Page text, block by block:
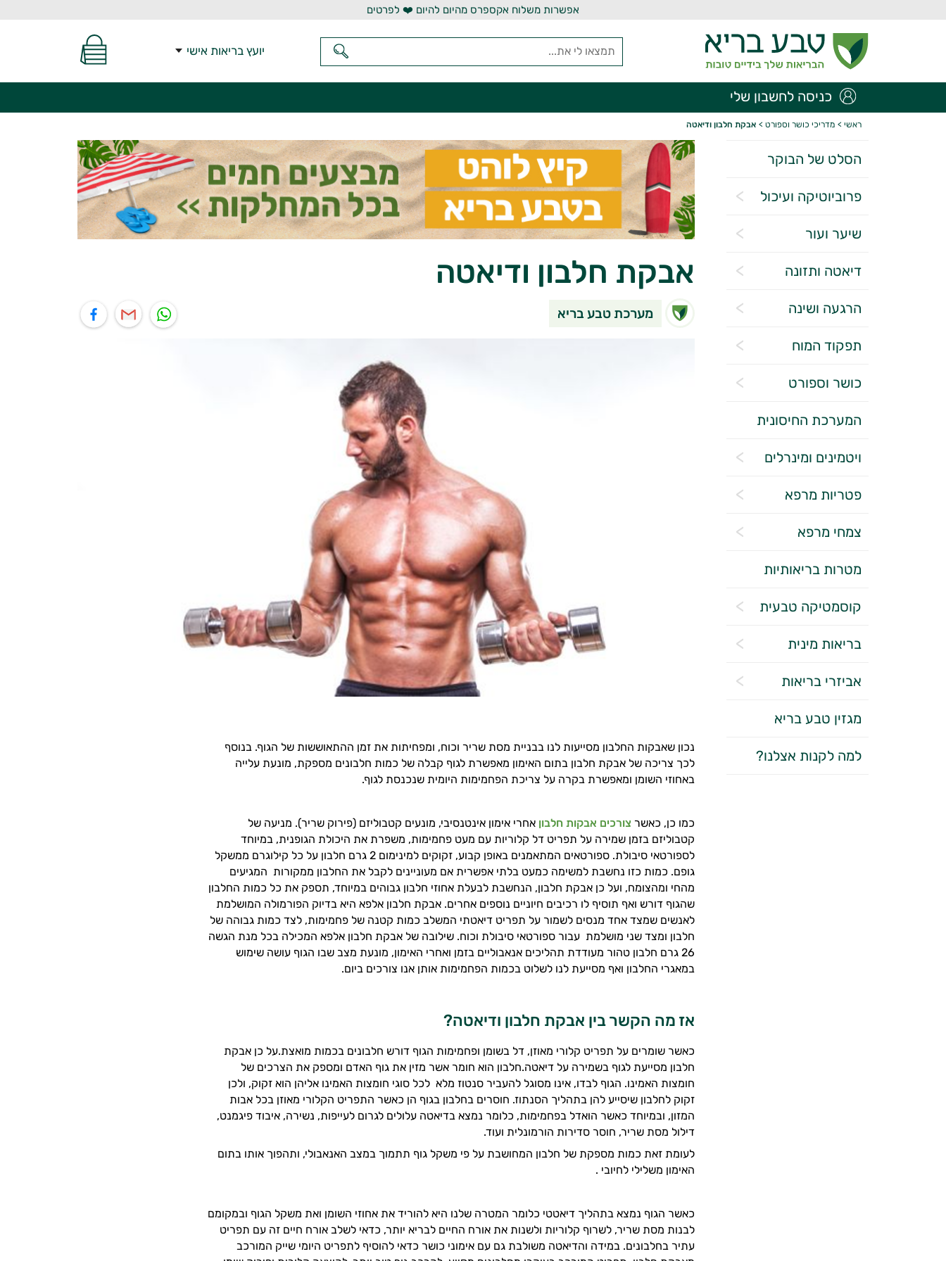
אפשרות משלוח אקספרס מהיום להיום ❤️ לפרטים
יועץ בריאות אישי
כניסה לחשבון שלי
ראשי > מדריכי כושר וספורט > אבקת חלבון ודיאטה
הסלט של הבוקר
פרוביוטיקה ועיכול
שיער ועור
דיאטה ותזונה
הרגעה ושינה
תפקוד המוח
כושר וספורט
המערכת החיסונית
ויטמינים ומינרלים
פטריות מרפא
צמחי מרפא
מטרות בריאותיות
קוסמטיקה טבעית
בריאות מינית
אביזרי בריאות
מגזין טבע בריא
למה לקנות אצלנו?
אבקת חלבון ודיאטה
מערכת טבע בריא
נכון שאבקות החלבון מסייעות לנו בבניית מסת שריר וכוח, ומפחיתות את זמן ההתאוששות של הגוף. בנוסף
לכך צריכה של אבקת חלבון בתום האימון מאפשרת לגוף קבלה של כמות חלבונים מספקת, מונעת עלייה
באחוזי השומן ומאפשרת בקרה על צריכת הפחמימות היומית שנכנסת לגוף.
כמו כן, כאשר צורכים אבקות חלבון אחרי אימון אינטנסיבי, מונעים קטבוליזם (פירוק שריר). מניעה של
קטבוליזם בזמן שמירה על תפריט דל קלוריות עם מעט פחמימות, משפרת את היכולת הגופנית, במיוחד
לספורטאי סיבולת. ספורטאים המתאמנים באופן קבוע, זקוקים למינימום 2 גרם חלבון על כל קילוגרם ממשקל
גופם. כמות כזו נחשבת למשימה כמעט בלתי אפשרית אם מעוניינים לקבל את החלבון ממקורות המגיעים
מהחי ומהצומח, ועל כן אבקת חלבון, הנחשבת לבעלת אחוזי חלבון גבוהים במיוחד, תספק את כל כמות החלבון
שהגוף דורש ואף תוסיף לו רכיבים חיוניים נוספים אחרים. אבקת חלבון אלפא היא בדיוק הפורמולה המושלמת
לאנשים שמצד אחד מנסים לשמור על תפריט דיאטתי המשלב כמות קטנה של פחמימות, לצד כמות גבוהה של
חלבון ומצד שני מושלמת עבור ספורטאי סיבולת וכוח. שילובה של אבקת חלבון אלפא המכילה בכל מנת הגשה
26 גרם חלבון טהור מעודדת תהליכים אנאבוליים בזמן ואחרי האימון, מונעת מצב שבו הגוף עושה שימוש
במאגרי החלבון ואף מסייעת לנו לשלוט בכמות הפחמימות אותן אנו צורכים ביום.
אז מה הקשר בין אבקת חלבון ודיאטה?
כאשר שומרים על תפריט קלורי מאוזן, דל בשומן ופחמימות הגוף דורש חלבונים בכמות מואצת.על כן אבקת
חלבון מסייעת לגוף בשמירה על דיאטה.חלבון הוא חומר אשר מזין את גוף האדם ומספק את הצרכים של
חומצות האמינו. הגוף לבדו, אינו מסוגל להעביר סנטוז מלא לכל סוגי חומצות האמינו אליהן הוא זקוק, ולכן
זקוק לחלבון שיסייע להן בתהליך הסנתוז. חוסרים בחלבון בגוף הן כאשר התפריט הקלורי מאוזן בכל אבות
המזון, ובמיוחד כאשר הואדל בפחמימות, כלומר נמצא בדיאטה עלולים לגרום לעייפות, נשירה, איבוד פיגמנט,
דילול מסת שריר, חוסר סדירות הורמונלית ועוד.
לעומת זאת כמות מספקת של חלבון המחושבת על פי משקל גוף תתמוך במצב האנאבולי, ותהפוך אותו בתום
האימון משלילי לחיובי .
כאשר הגוף נמצא בתהליך דיאטטי כלומר המטרה שלנו היא להוריד את אחוזי השומן ואת משקל הגוף ובמקומם
לבנות מסת שריר, לשרוף קלוריות ולשנות את אורח החיים לבריא יותר, כדאי לשלב אורח חיים זה עם תפריט
עתיר בחלבונים. במידה והדיאטה משולבת גם עם אימוני כושר כדאי להוסיף לתפריט היומי שייק המורכב